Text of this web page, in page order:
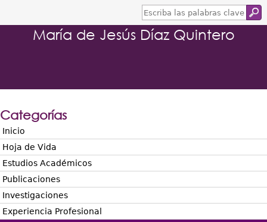
E
s
c
r
l
r
c
María de Jesús Díaz Quintero
Categorías
Inicio
Hoja de Vida
Estudios Académicos
Publicaciones
Investigaciones
Experiencia Profesional